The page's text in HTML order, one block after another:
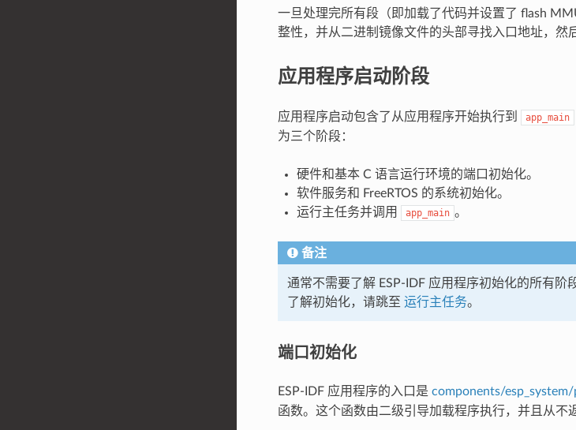
一旦处理完所有段（即加载了代码并设置了 flash
整性，并从二进制镜像文件的头部寻找入口地址，然
应用程序启动阶段
应用程序启动包含了从应用程序开始执行到 app_main
为三个阶段：
硬件和基本 C 语言运行环境的端口初始化。
软件服务和 FreeRTOS 的系统初始化。
运行主任务并调用
app_main 。
备注
通常不需要了解 ESP-IDF 应用程序初始化的所有
了解初始化，请跳至 运行主任务。
端口初始化
ESP-IDF 应用程序的入口是 components/
函数。这个函数由二级引导加载程序执行，并且从不